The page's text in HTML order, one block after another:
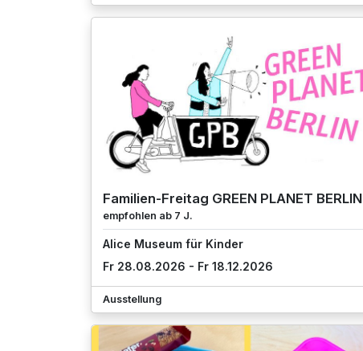
Familien-Freitag GREEN PLANET BERLIN
empfohlen ab 7 J.
Alice Museum für Kinder
Fr 28.08.2026 - Fr 18.12.2026
Ausstellung